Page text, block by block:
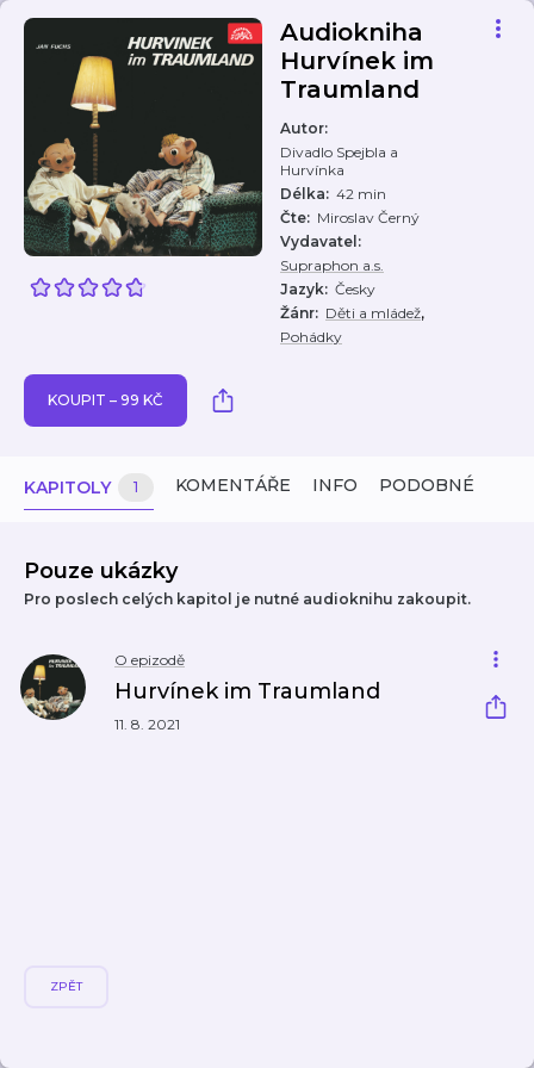
Audiokniha
Hurvínek im
Traumland
Autor:
Divadlo Spejbla a
Hurvínka
Délka: 42 min
Čte: Miroslav Černý
Vydavatel :
Supraphon a.s.
Jazyk: Česky
Žánr: Děti a mládež,
Pohádky
KOUPIT – 99 KČ
KAPITOLY 1 KOMENTÁŘE INFO PODOBNÉ
Pouze ukázky
Pro poslech celých kapitol je nutné audioknihu zakoupit.
O epizodě
Hurvínek im Traumland
11. 8. 2021
ZPĚT